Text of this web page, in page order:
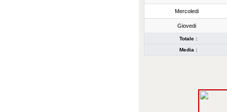
Mercoledi
Giovedi
Totale :
Media :